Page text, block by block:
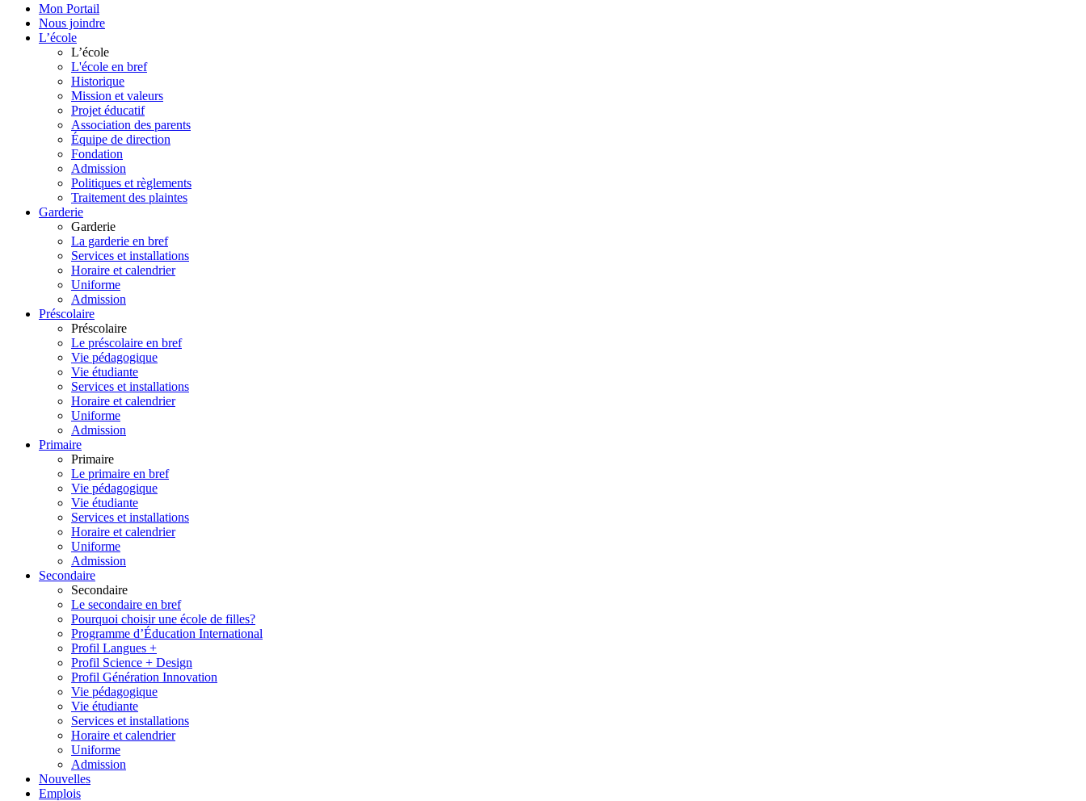
Mon Portail
Nous joindre
L’école
L’école
L'école en bref
Historique
Mission et valeurs
Projet éducatif
Association des parents
Équipe de direction
Fondation
Admission
Politiques et règlements
Traitement des plaintes
Garderie
Garderie
La garderie en bref
Services et installations
Horaire et calendrier
Uniforme
Admission
Préscolaire
Préscolaire
Le préscolaire en bref
Vie pédagogique
Vie étudiante
Services et installations
Horaire et calendrier
Uniforme
Admission
Primaire
Primaire
Le primaire en bref
Vie pédagogique
Vie étudiante
Services et installations
Horaire et calendrier
Uniforme
Admission
Secondaire
Secondaire
Le secondaire en bref
Pourquoi choisir une école de filles?
Programme d’Éducation International
Profil Langues +
Profil Science + Design
Profil Génération Innovation
Vie pédagogique
Vie étudiante
Services et installations
Horaire et calendrier
Uniforme
Admission
Nouvelles
Emplois